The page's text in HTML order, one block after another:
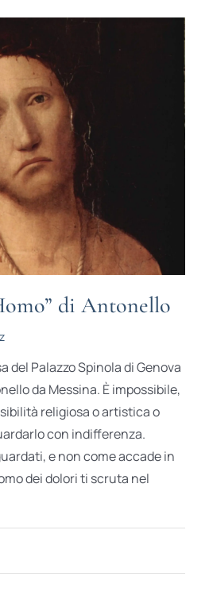
di Antonello
del Palazzo Spinola di Genova
da Messina. È impossibile,
religiosa o artistica o
con indifferenza.
e non come accade in
dei dolori ti scruta nel